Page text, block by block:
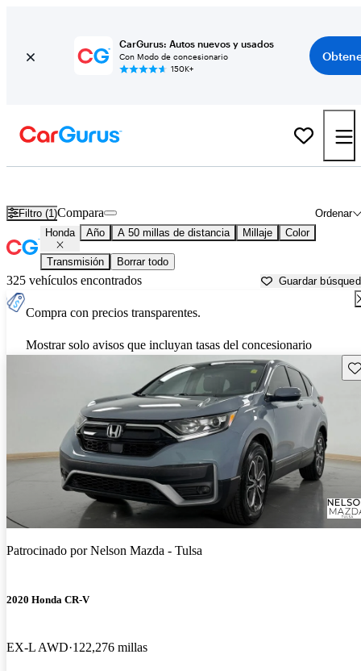
CarGurus: Autos nuevos y usados
Con Modo de concesionario
150K+
Filtro (1) Ordenar
Compara
Honda Año A 50 millas de distancia Millaje Color
Transmisión Borrar todo
325 vehículos encontrados Guardar
Compra con precios transparentes.
Mostrar solo avisos que incluyan tasas del concesionario
Patrocinado porNelson Mazda - Tulsa
2020 Honda CR-V
EX-L AWD 122,276 millas